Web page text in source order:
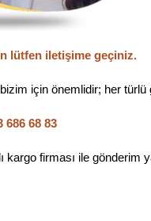
lütfen iletişime geçiniz.
için önemlidir; her türlü
686 68 83
kargo firması ile gönderim